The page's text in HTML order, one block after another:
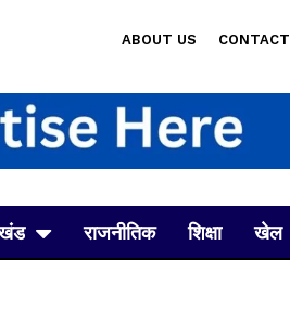
ABOUT US CONTACT
राजनीतिक शिक्षा खेल